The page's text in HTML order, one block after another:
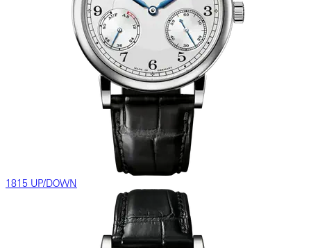
1815 UP/DOWN